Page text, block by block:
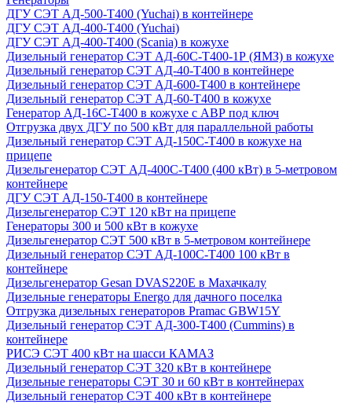
ДГУ СЭТ АД-500-Т400 (Yuchai) в контейнере
ДГУ СЭТ АД-400-Т400 (Yuchai)
ДГУ СЭТ АД-400-Т400 (Scania) в кожухе
Дизельный генератор СЭТ АД-60С-Т400-1Р (ЯМЗ) в кожухе
Дизельный генератор СЭТ АД-40-Т400 в контейнере
Дизельный генератор СЭТ АД-600-Т400 в контейнере
Дизельный генератор СЭТ АД-60-Т400 в кожухе
Генератор АД-16С-Т400 в кожухе с АВР под ключ
Отгрузка двух ДГУ по 500 кВт для параллельной работы
Дизельный генератор СЭТ АД-150С-Т400 в кожухе на
прицепе
Дизельгенератор СЭТ АД-400С-Т400 (400 кВт) в 5-метровом
контейнере
ДГУ СЭТ АД-150-Т400 в контейнере
Дизельгенератор СЭТ 120 кВт на прицепе
Генераторы 300 и 500 кВт в кожухе
Дизельгенератор СЭТ 500 кВт в 5-метровом контейнере
Дизельный генератор СЭТ АД-100С-Т400 100 кВт в
контейнере
Дизельгенератор Gesan DVAS220E в Махачкалу
Дизельные генераторы Energo для дачного поселка
Отгрузка дизельных генераторов Pramac GВW15Y
Дизельный генератор СЭТ АД-300-Т400 (Cummins) в
контейнере
РИСЭ СЭТ 400 кВт на шасси КАМАЗ
Дизельный генератор СЭТ 320 кВт в контейнере
Дизельные генераторы СЭТ 30 и 60 кВт в контейнерах
Дизельный генератор СЭТ 400 кВт в контейнере